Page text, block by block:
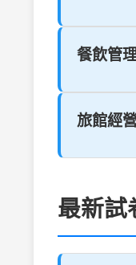
餐飲管
旅館經
最新試